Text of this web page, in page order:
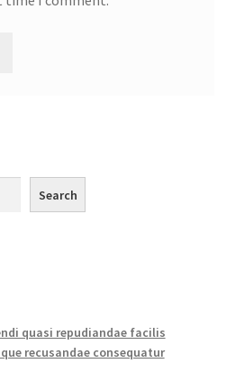
Search
quasi repudiandae facilis
recusandae consequatur